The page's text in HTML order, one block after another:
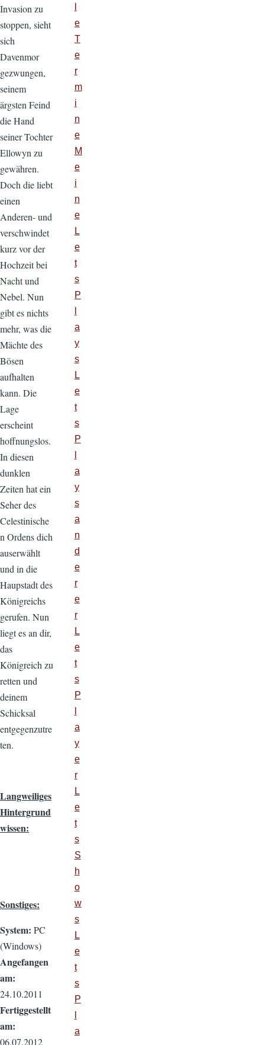
Invasion zu
stoppen, sieht
sich
Davenmor
gezwungen,
seinem
ärgsten Feind
die Hand
seiner Tochter
Ellowyn zu
gewähren.
Doch die liebt
einen
Anderen- und
verschwindet
kurz vor der
Hochzeit bei
Nacht und
Nebel. Nun
gibt es nichts
mehr, was die
Mächte des
Bösen
aufhalten
kann. Die
Lage
erscheint
hoffnungslos.
In diesen
dunklen
Zeiten hat ein
Seher des
Celestinische
n Ordens dich
auserwählt
und in die
Haupstadt des
Königreichs
gerufen. Nun
liegt es an dir,
das
Königreich zu
retten und
deinem
Schicksal
entgegenzutre
ten.
Langweiliges
Hintergrund
wissen:
Sonstiges:
System: PC
(Windows)
Angefangen
am:
24.10.2011
Fertiggestellt
am:
06.07.2012
e
T
e
r
m
i
n
e
M
e
i
n
e
L
e
t
s
P
a
y
s
L
e
t
s
P
a
y
s
a
n
d
e
r
e
r
L
e
t
s
P
a
y
e
r
L
e
t
s
S
h
o
w
s
L
e
t
s
P
a